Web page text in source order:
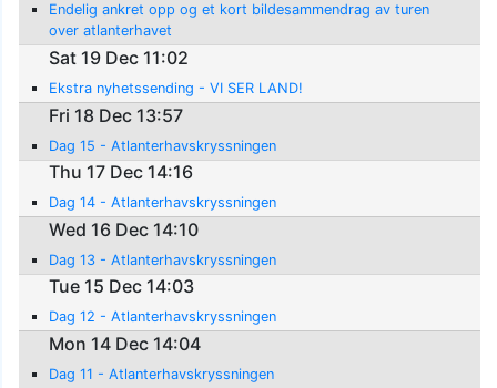
Endelig ankret opp og et kort bildesammendrag av turen
over atlanterhavet
Sat 19 Dec 11:02
Ekstra nyhetssending - VI SER LAND!
Fri 18 Dec 13:57
Dag 15 - Atlanterhavskryssningen
Thu 17 Dec 14:16
Dag 14 - Atlanterhavskryssningen
Wed 16 Dec 14:10
Dag 13 - Atlanterhavskryssningen
Tue 15 Dec 14:03
Dag 12 - Atlanterhavskryssningen
Mon 14 Dec 14:04
Dag 11 - Atlanterhavskryssningen